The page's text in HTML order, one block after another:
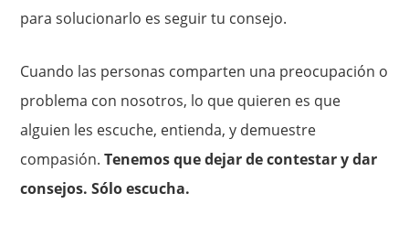
para solucionarlo es seguir tu consejo.
Cuando las personas comparten una preocupación o
problema con nosotros, lo que quieren es que
alguien les escuche, entienda, y demuestre
compasión.Tenemos que dejar de contestar y dar
consejos. Sólo escucha.